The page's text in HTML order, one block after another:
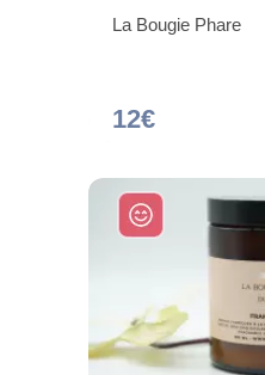
La Bougie Phare
12€